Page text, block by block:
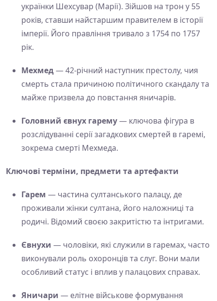
українки Шехсувар (Марії). Зійшов на трон у 55
років, ставши найстаршим правителем в історії
імперії. Його правління тривало з 1754 по 1757
рік.
Мехмед— 42-річний наступник престолу, чия
смерть стала причиною політичного скандалу та
майже призвела до повстання яничарів.
Головний євнух гарему— ключова фігура в
розслідуванні серії загадкових смертей в гаремі,
зокрема смерті Мехмеда.
Ключові терміни, предмети та артефакти
Гарем — частина султанського палацу, де
проживали жінки султана, його наложниці та
родичі. Відомий своєю закритістю та інтригами.
Євнухи — чоловіки, які служили в гаремах, часто
виконували роль охоронців та слуг. Вони мали
особливий статус і вплив у палацових справах.
Яничари — елітне військове формування